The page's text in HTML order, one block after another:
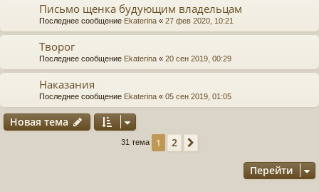
Письмо щенка будующим владельцам
Последнее сообщение Ekaterina « 27 фев 2020, 10:21
Творог
Последнее сообщение Ekaterina « 20 сен 2019, 00:29
Наказания
Последнее сообщение Ekaterina « 05 сен 2019, 01:05
Новая тема
31 тема 1 2
Перейти